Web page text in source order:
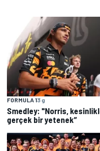
FORMULA 13 g
Smedley: "Norris,
gerçek bir yetenek”